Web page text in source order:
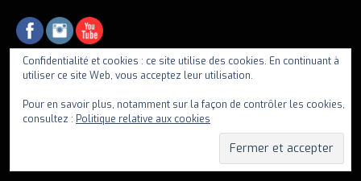
Confidentialité et cookies : ce site utilise des cookies. En continuant à
utiliser ce site Web, vous acceptez leur utilisation.
Pour en savoir plus, notamment sur la façon de contrôler les cookies,
consultez : Politique relative aux cookies